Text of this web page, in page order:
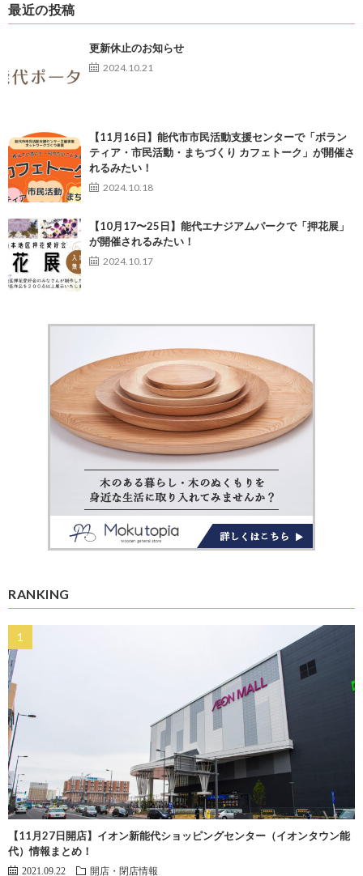
最近の投稿
更新休止のお知らせ
2024.10.21
【11月16日】能代市市民活動支援センターで「ボラン
ティア・市民活動・まちづくり カフェトーク」が開催さ
れるみたい！
2024.10.18
【10月17〜25日】能代エナジアムパークで「押花展」
が開催されるみたい！
2024.10.17
RANKING
【11月27日開店】イオン新能代ショッピングセンター（イオンタウン能
代）情報まとめ！
2021.09.22 開店・閉店情報